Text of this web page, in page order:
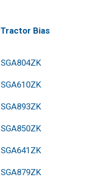
Tractor Bias
SGA804ZK
SGA610ZK
SGA893ZK
SGA850ZK
SGA641ZK
SGA879ZK